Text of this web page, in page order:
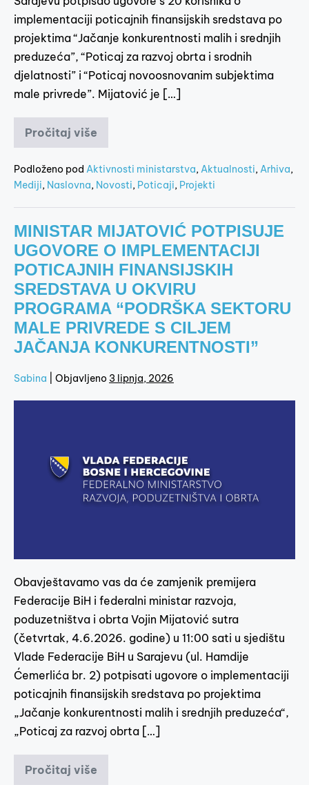
implementaciji poticajnih finansijskih sredstava po
projektima “Jačanje konkurentnosti malih i srednjih
preduzeća”, “Poticaj za razvoj obrta i srodnih
djelatnosti” i “Poticaj novoosnovanim subjektima
male privrede”. Mijatović je […]
Pročitaj više
Podloženo pod Aktivnosti ministarstva,Aktualnosti,Arhiva,
Mediji, Naslovna, Novosti, Poticaji, Projekti
MINISTAR MIJATOVIĆ POTPISUJE
UGOVORE O IMPLEMENTACIJI
POTICAJNIH FINANSIJSKIH
SREDSTAVA U OKVIRU
PROGRAMA “PODRŠKA SEKTORU
MALE PRIVREDE S CILJEM
JAČANJA KONKURENTNOSTI”
Sabina Objavljeno 3 lipnja, 2026
Obavještavamo vas da će zamjenik premijera
Federacije BiH i federalni ministar razvoja,
poduzetništva i obrta Vojin Mijatović sutra
(četvrtak, 4.6.2026. godine) u 11:00 sati u sjedištu
Vlade Federacije BiH u Sarajevu (ul. Hamdije
Ćemerlića br. 2) potpisati ugovore o implementaciji
poticajnih finansijskih sredstava po projektima
„Jačanje konkurentnosti malih i srednjih preduzeća“,
„Poticaj za razvoj obrta […]
Pročitaj više